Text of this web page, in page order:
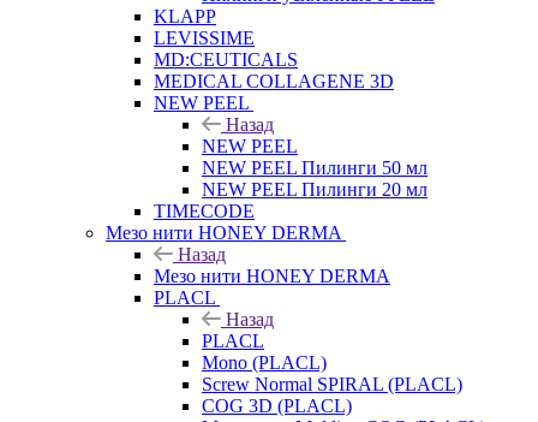
KLAPP
LEVISSIME
MD:CEUTICALS
MEDICAL COLLAGENE 3D
NEW PEEL
Назад
NEW PEEL
NEW PEEL Пилинги 50 мл
NEW PEEL Пилинги 20 мл
TIMECODE
Мезо нити HONEY DERMA
Назад
Мезо нити HONEY DERMA
PLACL
Назад
PLACL
Mono (PLACL)
Screw Normal SPIRAL (PLACL)
COG 3D (PLACL)